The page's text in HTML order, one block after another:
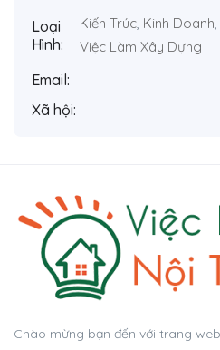
Loại
Hình:
Kiến Trúc Kinh Doanh
Việc Làm Xây Dựng
Email:
Xã hội:
Chào mừng bạn đến với trang